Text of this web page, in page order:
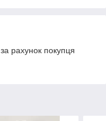
рахунок покупця